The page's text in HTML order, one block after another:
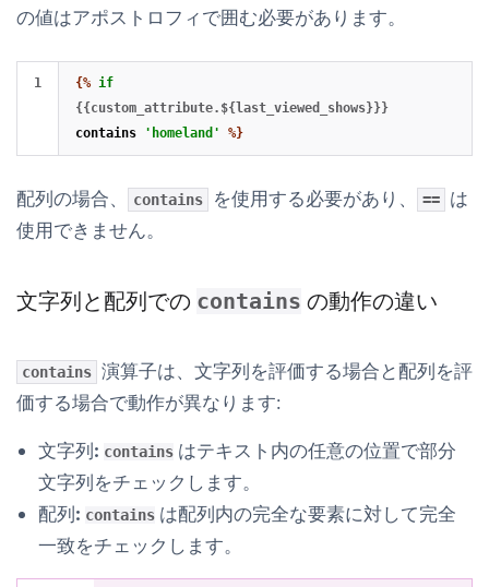
の値はアポストロフィで囲む必要があります。
{% if
{{custom_attribute.${last_viewed_shows}}}
contains
'homeland' %}
配列の場合、 contains を使用する必要があり、 ==
は
使用できません。
文字列と配列での contains の動作の違い
contains 演算子は、文字列を評価する場合と配列を評
価する場合で動作が異なります:
文字列: contains はテキスト内の任意の位置で部分
文字列をチェックします。
配列: contains は配列内の完全な要素に対して完全
一致をチェックします。